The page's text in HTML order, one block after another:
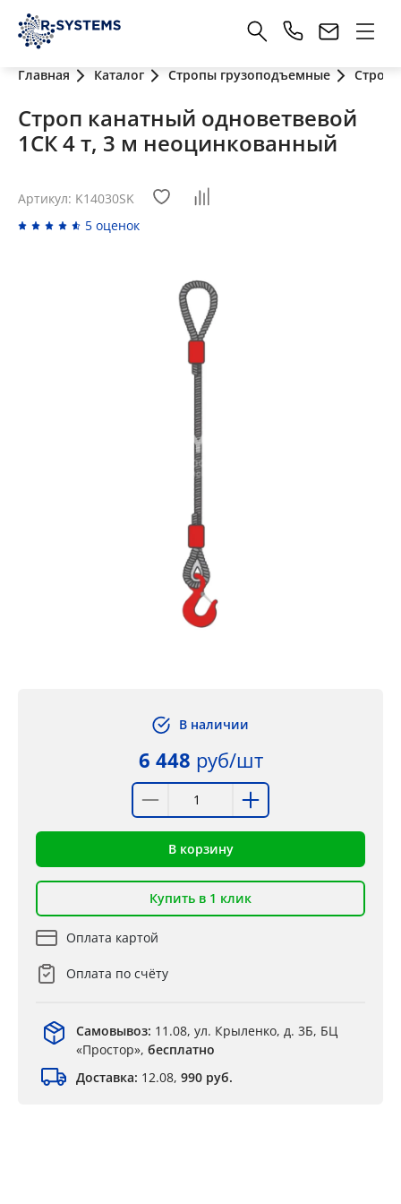
Главная Каталог Стропы грузоподъемные
Строп канатный одноветвевой
1СК 4 т, 3 м неоцинкованный
Артикул: K14030SK
5 оценок
В наличии
6 448 руб/шт
В корзину
Купить в 1 клик
Оплата картой
Оплата по счёту
Самовывоз: 11.08, ул. Крыленко, д. 3Б, БЦ
«Простор», бесплатно
Доставка: 12.08, 990 руб.